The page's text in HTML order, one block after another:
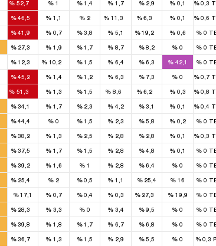
% 52,7 % 1 %1,4 %1,7 %2,9 %0,1 %0,3
%46,5 %1,1 %2 % 11,3 %6,3 %0,1 %0,6
%41,9 %0,7 %3,8 %5,1 %19,2 %0,6 % 0
%27,3 %1,9 %1,7 %8,7 %8,2 % 0 % 0
%12,3 % 10,2 %1,5 %6,4 %6,3 %42,1 % 0
%45,2 %1,4 %1,2 %6,3 %7,3 % 0 %0,7
% 51,3 %1,3 %1,5 % 8,6
2
%6,2 %0,3 %0,8
%34,1 %1,7 %2,3 %4,2 %3,1 %0,1 %0,4
%44,4 % 0 %1,5 %2,3 %5,8 %0,2 % 0
%38,2 %1,3 %2,5 %2,8 %2,8 %0,1 %0,3
%37,5 %1,7 %1,5 %2,8 %4,8 %0,1 % 0
%39,2 %1,6 %1 %2,8 %6,4 % 0 % 0
%25,4 % 2 %0,5 %1,1 %25,4 % 16 % 0
%17,1 %0,7 %0,4 %0,3 %27,3 %19,9 % 0
%28,3 %3,3 %0 %3,4 %9,5 % 0 % 0
%39,8 %1,8 %1,7 %6,7 %6,8 % 0 % 0
%36,7 %1,3 %1,5 %2,9 %5,5 % 0 %0,3